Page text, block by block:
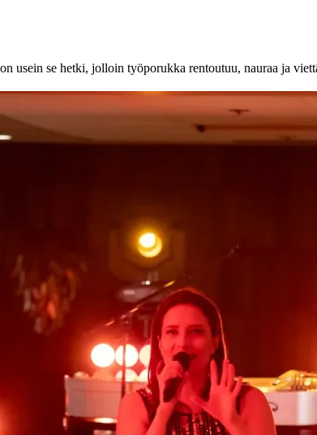
usein se hetki, jolloin työporukka rentoutuu, nauraa ja